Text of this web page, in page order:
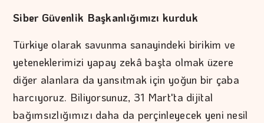
Siber Güvenlik Başkanlığımızı kurduk
Türkiye olarak savunma sanayindeki birikim ve
yeteneklerimizi yapay zekâ başta olmak üzere
diğer alanlara da yansıtmak için yoğun bir çaba
harcıyoruz. Biliyorsunuz, 31 Mart'ta dijital
bağımsızlığımızı daha da perçinleyecek yeni nesil